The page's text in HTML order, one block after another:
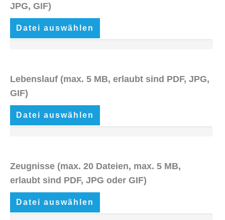
JPG, GIF)
Datei auswählen
Lebenslauf (max. 5 MB, erlaubt sind PDF, JPG,
GIF)
Datei auswählen
Zeugnisse (max. 20 Dateien, max. 5 MB,
erlaubt sind PDF, JPG oder GIF)
Datei auswählen